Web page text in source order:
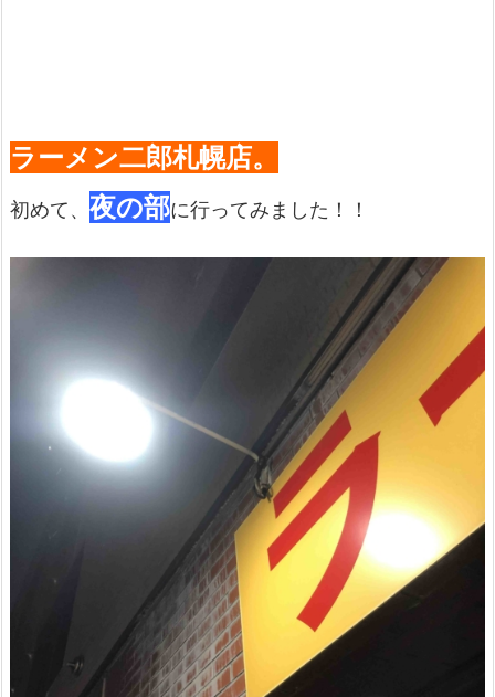
ラーメン二郎札幌店。
初めて、 夜の部に行ってみました！！